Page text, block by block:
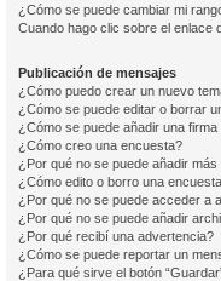
¿Cómo se puede cambiar mi
Cuando hago clic sobre el enlace
Publicación de mensajes
¿Cómo puedo crear un nuevo
¿Cómo se puede editar o borrar
¿Cómo se puede añadir una firma
¿Cómo creo una encuesta?
¿Por qué no se puede añadir
¿Cómo edito o borro una
¿Por qué no se puede acceder a
¿Por qué no se puede añadir
¿Por qué recibí una advertencia?
¿Cómo se puede reportar un
¿Para qué sirve el botón